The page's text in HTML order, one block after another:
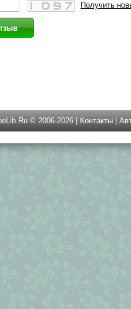
Получить
© 2006-2026 | Контакты |